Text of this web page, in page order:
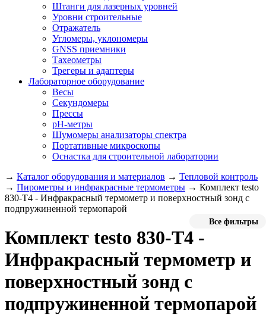
Штанги для лазерных уровней
Уровни строительные
Отражатель
Угломеры, уклономеры
GNSS приемники
Тахеометры
Трегеры и адаптеры
Лабораторное оборудование
Весы
Секундомеры
Прессы
pH-метры
Шумомеры анализаторы спектра
Портативные микроскопы
Оснастка для строительной лаборатории
→ Каталог оборудования и материалов → Тепловой контроль
→ Пирометры и инфракрасные термометры → Комплект testo
830-T4 - Инфракрасный термометр и поверхностный зонд с
подпружиненной термопарой
Все фильтры
Комплект testo 830-T4 -
Инфракрасный термометр и
поверхностный зонд с
подпружиненной термопарой